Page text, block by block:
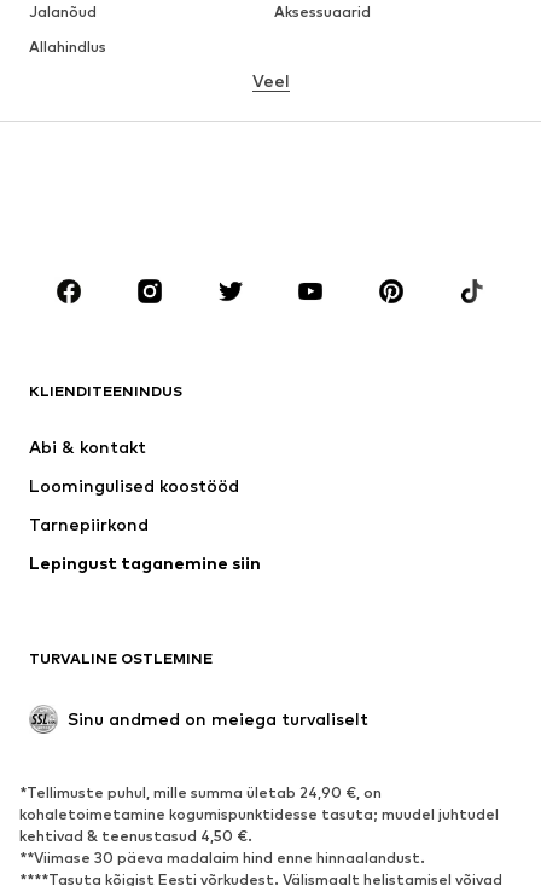
Jalanõud
Aksessuaarid
Allahindlus
BRÄNDID
Nike Sportswear
SUPERFIT
Veel
KLIENDITEENINDUS
Abi & kontakt
Loomingulised koostööd
Tarnepiirkond
Lepingust taganemine siin
TURVALINE OSTLEMINE
Sinu andmed on meiega turvaliselt
*Tellimuste puhul, mille summa ületab 24,90 €, on
kohaletoimetamine kogumispunktidesse tasuta; muudel juhtudel
kehtivad & teenustasud 4,50 €.
**Viimase 30 päeva madalaim hind enne hinnaalandust.
****Tasuta kõigist Eesti võrkudest. Välismaalt helistamisel võivad